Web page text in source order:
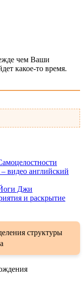
чем Ваши
какое-то время.
видео английский
Джи
и раскрытие
структуры